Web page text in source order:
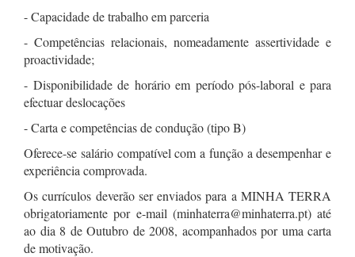
- Capacidade de trabalho em parceria
- Competências relacionais, nomeadamente assertividade e
proactividade;
- Disponibilidade de horário em período pós-laboral e para
efectuar deslocações
- Carta e competências de condução (tipo B)
Oferece-se salário compatível com a função a desempenhar e
experiência comprovada.
Os currículos deverão ser enviados para a MINHA TERRA
obrigatoriamente por e-mail (minhaterra@minhaterra.pt) até
ao dia 8 de Outubro de 2008, acompanhados por uma carta
de motivação.